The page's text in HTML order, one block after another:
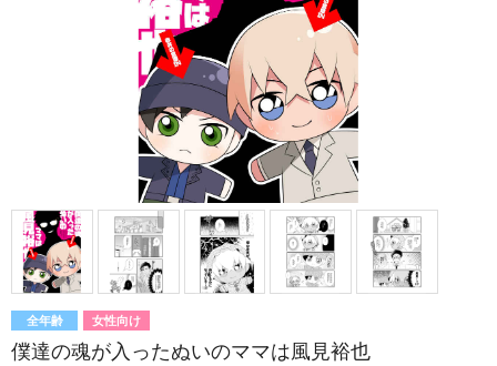
全年齢 女性向け
僕達の魂が入ったぬいのママは風見裕也